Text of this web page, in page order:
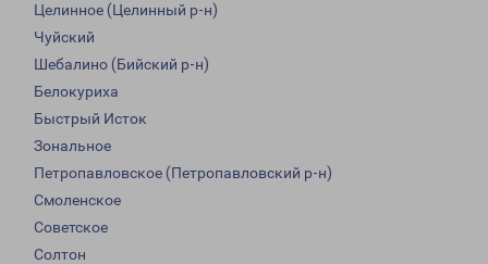
Целинное (Целинный р-н)
Чуйский
Шебалино (Бийский р-н)
Белокуриха
Быстрый Исток
Зональное
Петропавловское (Петропавловский р-н)
Смоленское
Советское
Солтон